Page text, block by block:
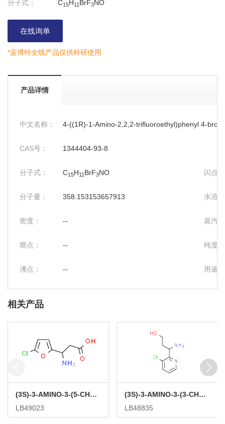
分子式：
C15H11 BrF3NO
在线询单
*蓝博特全线产品仅供科研使用
产品详情
中文名称： 4-((1R)-1-Amino-2,2,2-trifluoroethyl)phenyl 4-
CAS号： 1344404-93-8
分子式： C15H11 BrF3NO 闪点：
分子量： 358.153153657913 水溶
密度： -- 蒸汽
熔点： -- 纯度：
沸点： -- 用途：
相关产品
(3S)-3-AMINO-3-(5-CHLOROFURAN-2-YL)PROPANOIC ACID
LB49023
(3S)-3-AMINO-3-(3-CHLOROPYRIDIN-2-YL)PROPAN-1-OL
LB48835